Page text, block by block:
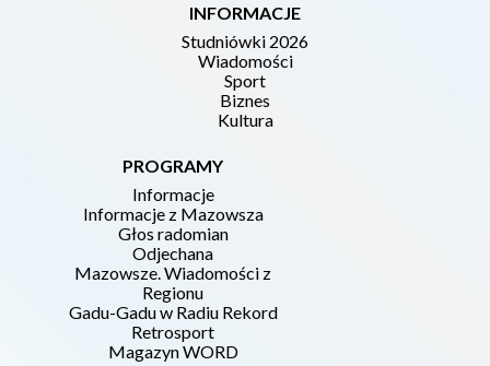
INFORMACJE
Studniówki 2026
Wiadomości
Sport
Biznes
Kultura
PROGRAMY
Informacje
Informacje z Mazowsza
Głos radomian
Odjechana
Mazowsze. Wiadomości z
Regionu
Gadu-Gadu w Radiu Rekord
Retrosport
Magazyn WORD